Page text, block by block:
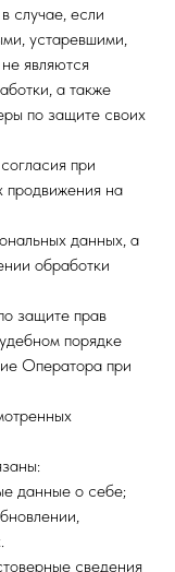
случае, если
устаревшими,
являются
а также
по защите своих
при
продвижения на
данных, а
обработки
защите прав
порядке
Оператора при
данные о себе;
сведения